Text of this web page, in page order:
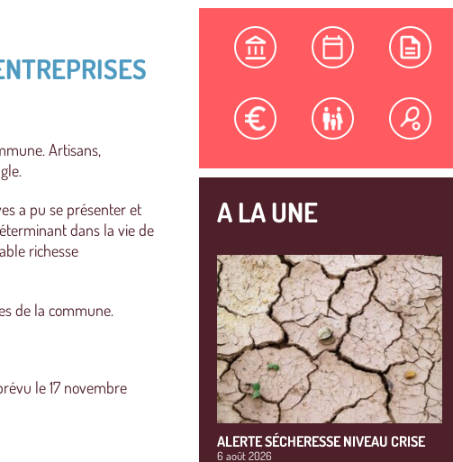
Artisans,
a pu se présenter et
dans la vie de
richesse
de la commune.
le 17 novembre
A LA UNE
ALERTE SÉCHERESSE NIVEAU CRISE
6 août 2026